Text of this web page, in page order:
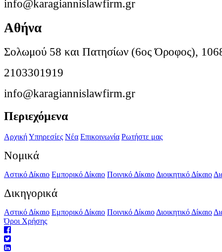
info@karagiannislawfirm.gr
Αθήνα
Σολωμού 58 και Πατησίων (6ος Όροφος),
2103301919
info@karagiannislawfirm.gr
Περιεχόμενα
ΑρχικήΥπηρεσίες Νέα Επικοινωνία Ρωτήστε μας
Νομικά
Αστικό Δίκαιο Εμπορικό Δίκαιο Ποινικό Δίκαιο Διοικητικό Δίκαιο
Δικηγορικά
Αστικό Δίκαιο Εμπορικό Δίκαιο Ποινικό Δίκαιο Διοικητικό Δίκαιο
Όροι Χρήσης